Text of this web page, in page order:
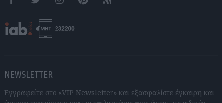
FacebookTwitter InstagramPinterestRSS feeds
NEWSLETTER
Εγγραφείτε στο «VIP Newsletter» και εξασφαλίστε έγκαιρη και